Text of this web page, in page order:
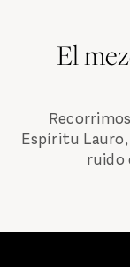
El
Espíritu Lauro,
ruido